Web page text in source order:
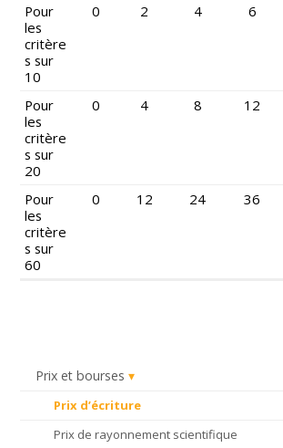
Prix et bourses
Prix d’écriture
Prix de rayonnement scientifique
Pour
les
critère
s sur
10
0 2 4 6
Pour
les
critère
s sur
20
0 4 8 12
Pour
les
critère
s sur
60
0 12 24 36